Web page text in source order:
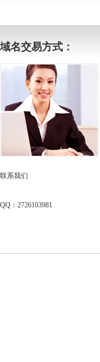
域名交易方式：
联系我们
QQ：2726103981